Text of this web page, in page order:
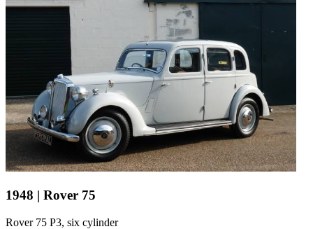
1948 | Rover 75
Rover 75 P3, six cylinder